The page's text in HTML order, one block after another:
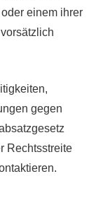
einem ihrer
gegen
Rechtsstreite